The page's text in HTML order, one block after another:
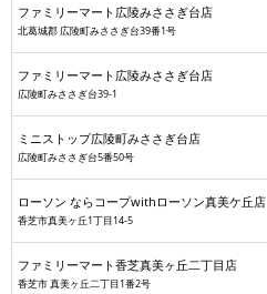
ファミリーマート広陵みささぎ台店
北葛城郡 広陵町みささぎ台39番1号
ファミリーマート広陵みささぎ台店
広陵町みささぎ台39-1
ミニストップ広陵町みささぎ台店
広陵町みささぎ台5番50号
ローソン ならコープwithローソン真美ケ丘店
香芝市真美ヶ丘1丁目14-5
ファミリーマート香芝真美ヶ丘二丁目店
香芝市 真美ヶ丘二丁目1番2号